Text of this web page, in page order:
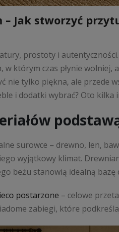
Jak stworzyć
prostoty i
w którym czas płynie
tylko piękna, ale przede
i dodatki wybrać? Oto kilka
surowce – drewno, len,
wyjątkowy klimat.
beżu stanowią idealną
postarzone – celowe
zabiegi, które